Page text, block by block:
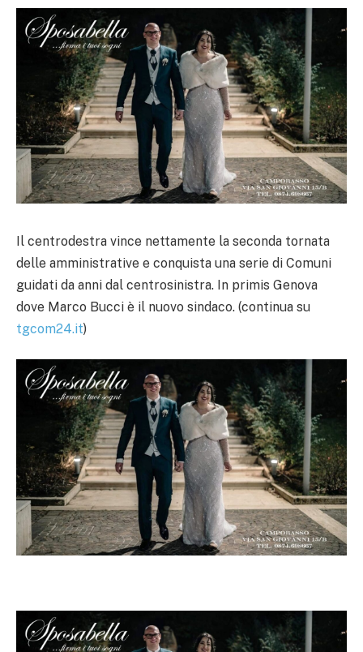
Il centrodestra vince nettamente la seconda tornata
delle amministrative e conquista una serie di Comuni
guidati da anni dal centrosinistra. In primis Genova
dove Marco Bucci è il nuovo sindaco. (continua su
tgcom24.it)